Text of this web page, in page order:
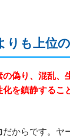
りも上位
の偽り、混乱、
を鎮静するこ
だからです。ヤ